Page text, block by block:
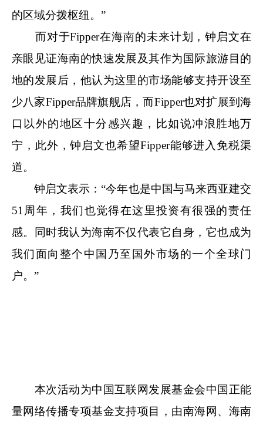
的区域分拨枢纽。”
而对于Fipper在海南的未来计划，钟启文在
亲眼见证海南的快速发展及其作为国际旅游目的
地的发展后，他认为这里的市场能够支持开设至
少八家Fipper品牌旗舰店，而Fipper也对扩展到海
口以外的地区十分感兴趣，比如说冲浪胜地万
宁，此外，钟启文也希望Fipper能够进入免税渠
道。
钟启文表示：“今年也是中国与马来西亚建交
51周年，我们也觉得在这里投资有很强的责任
感。同时我认为海南不仅代表它自身，它也成为
我们面向整个中国乃至国外市场的一个全球门
户。”
本次活动为中国互联网发展基金会中国正能
量网络传播专项基金支持项目，由南海网、海南